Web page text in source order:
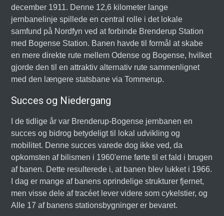
december 1911. Denne 12,6 kilometer lange
jernbanelinje spillede en central rolle i det lokale
samfund på Nordfyn ved at forbinde Brenderup Station
med Bogense Station. Banen havde til formål at skabe
en mere direkte rute mellem Odense og Bogense, hvilket
gjorde den til en attraktiv alternativ rute sammenlignet
med den længere statsbane via Tommerup.
Succes og Niedergang
I de tidlige år var Brenderup-Bogense jernbanen en
succes og bidrog betydeligt til lokal udvikling og
mobilitet. Denne succes varede dog ikke ved, da
opkomsten af bilismen i 1960'erne førte til et fald i brugen
af banen. Dette resulterede i, at banen blev lukket i 1966.
I dag er mange af banens oprindelige strukturer fjernet,
men visse dele af tracéet lever videre som cykelstier, og
Alle 17 af banens stationsbygninger er bevaret.